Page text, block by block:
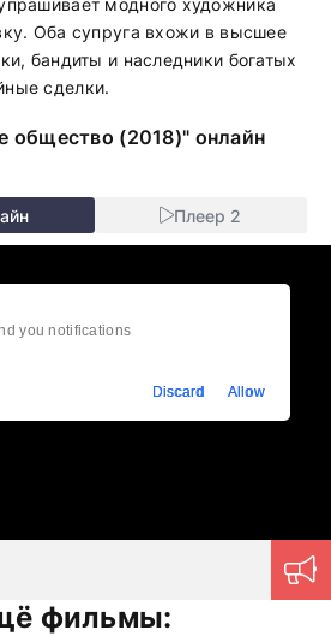
модного художника
Оба супруга вхожи в высшее
бандиты и наследники богатых
сделки.
общество (2018)" онлайн
Плеер 2
фильмы:
you notifications
Discard Allow